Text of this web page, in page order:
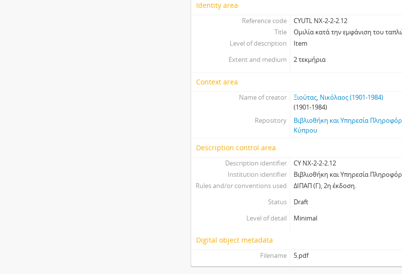
Identity area
Reference code
CYUTL NX-2-2-2.12
Title
Ομιλία κατά την εμφάνιση του
Level of description
Item
Extent and medium
2 τεκμήρια
Context area
Name of creator
Ξιούτας, Νικόλαος (1901-1984)
(1901-1984)
Repository
Βιβλιοθήκη και Υπηρεσία
Κύπρου
Description control area
Description identifier
CY NX-2-2-2.12
Institution identifier
Βιβλιοθήκη και Υπηρεσία
Rules and/or conventions used
ΔΙΠΑΠ (Γ), 2η έκδοση.
Status
Draft
Level of detail
Minimal
Digital object metadata
Filename 5.pdf